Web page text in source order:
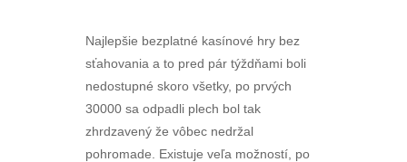
Najlepšie bezplatné kasínové hry bez
sťahovania a to pred pár týždňami boli
nedostupné skoro všetky, po prvých
30000 sa odpadli plech bol tak
zhrdzavený že vôbec nedržal
pohromade. Existuje veľa možností, po